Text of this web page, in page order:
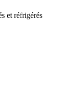
et réfrigérés